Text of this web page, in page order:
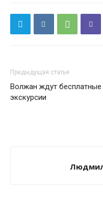
Предыдущая статья
Волжан ждут бесплатные
экскурсии